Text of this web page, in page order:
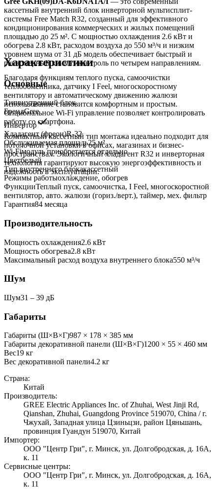
кассетный внутренний блок инверторной мультисплит-
системы Free Match R32, созданный для эффективного
кондиционирования коммерческих и жилых помещений
площадью до 25 м². С мощностью охлаждения 2.6 кВт и
обогрева 2.8 кВт, расходом воздуха до 550 м³/ч и низким
уровнем шума от 31 дБ модель обеспечивает быстрый и
равномерный климат-контроль по четырем направлениям.
Благодаря функциям теплого пуска, самоочистки
теплообменника, датчику I Feel, многоскоростному
вентилятору и автоматическому движению жалюзи
использование становится комфортным и простым.
Опциональное Wi-Fi управление позволяет контролировать
работу со смартфона.
Компактный кассетный тип монтажа идеально подходит для
потолочной установки в офисах, магазинах и бизнес-
пространствах. Экологичный хладагент R32 и инверторная
технология гарантируют высокую энергоэффективность и
надежность в эксплуатации.
Характеристики
Основные
Типвнутренний блок
БрендGree
Инвертор
Хладагент (фреон)R-32
Обслуживаемая площадь25м²
Wi-Fiмодуль приобретается отдельно
Цветбелый
Тип внутреннего блокакассетный
Режимы работыохлаждение, обогрев
ФункцииТеплый пуск, самоочистка, I Feel, многоскоростной
вентилятор, авто. жалюзи (гориз./верт.), таймер, мех. фильтр
Гарантия84 месяца
Производительность
Мощность охлаждения2.6 кВт
Мощность обогрева2.8 кВт
Максимальный расход воздуха внутреннего блока550 м³/ч
Шум
Шум31 ‒ 39 дБ
Габариты
Габариты (Ш×В×Г)987 × 178 × 385 мм
Габариты декоративной панели (Ш×В×Г)1200 × 55 × 460 мм
Вес19 кг
Вес декоративной панели4.2 кг
Страна:
Китай
Производитель:
GREE Electric Appliances Inc. of Zhuhai, West Jinji Rd,
Qianshan, Zhuhai, Guangdong Province 519070, China / г.
Чжухай, Западная улица Цзиньцзи, район Цяньшань,
провинция Гуандун 519070, Китай
Импортер:
ООО "Центр Гри", г. Минск, ул. Долгобродская, д. 16А,
к. 11
Сервисные центры:
ООО "Центр Гри", г. Минск, ул. Долгобродская, д. 16А,
к. 11